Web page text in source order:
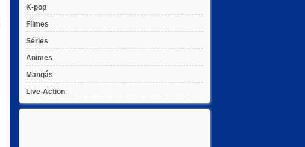
K-pop
Filmes
Séries
Animes
Mangás
Live-Action